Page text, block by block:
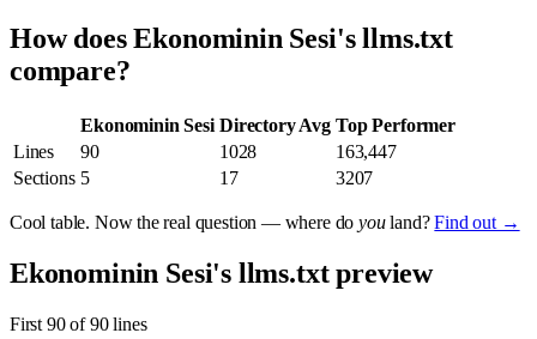
How does Ekonominin Sesi's llms.txt
compare?
Ekonominin Sesi Directory Avg Top Performer
Lines
90 1028
163,447
Sections 5 17 3207
Cool table. Now the real question — where doyouland?Find out →
Ekonominin Sesi's llms.txt preview
First 90 of 90 lines